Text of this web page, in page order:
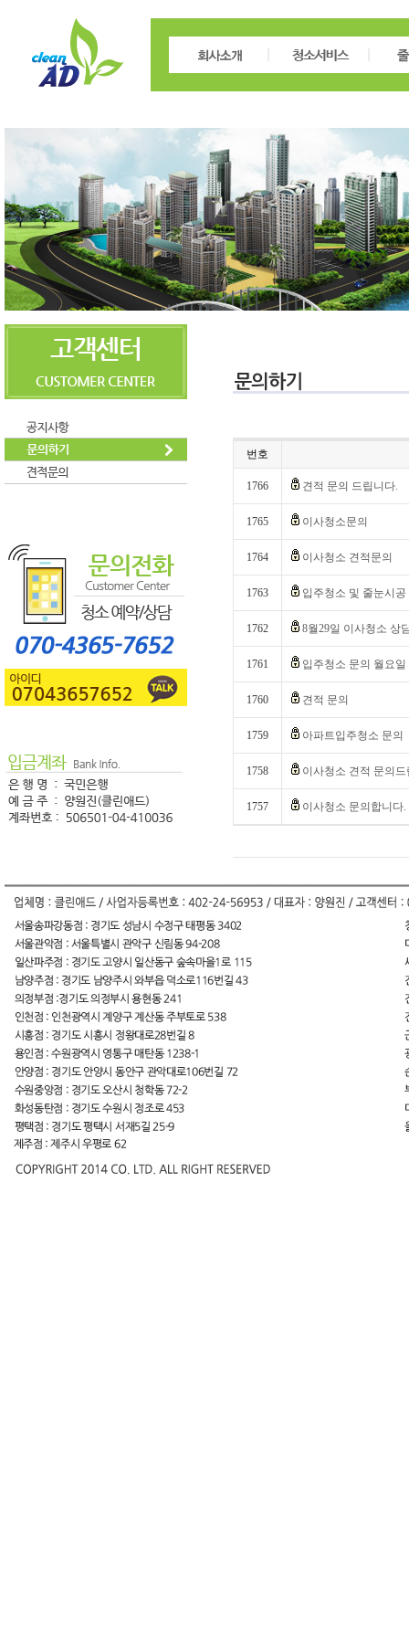
번호
1766 견적 문의 드립니다.
1765 이사청소문의
1764 이사청소 견적문의
1763 입주청소 및 줄눈시공
1762 8월29일 이사청소 상
1761 입주청소 문의 월요
1760 견적 문의
1759 아파트입주청소 문의
1758 이사청소 견적 문의드
1757 이사청소 문의합니다.